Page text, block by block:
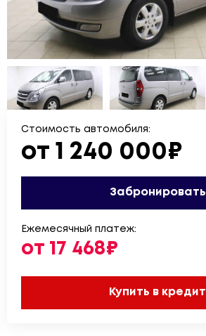
Стоимость автомобиля:
от 1 240 000₽
Забронировать
Ежемесячный платеж:
от 17 468₽
Купить в кредит